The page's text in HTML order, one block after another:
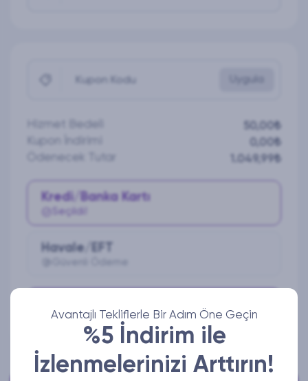
Avantajlı Tekliflerle Bir Adım Öne Geçin
%5 İndirim ile
İzlenmelerinizi Arttırın!
Kupon Kodu
50,00₺
0,00₺
1.049,99₺
Kredi/Banka Kartı
Seçildi!
Havale/EFT
Ödeme Yap